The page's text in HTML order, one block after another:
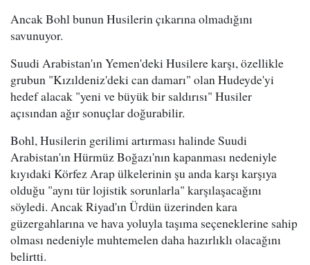
Ancak Bohl bunun Husilerin çıkarına olmadığını
savunuyor.
Suudi Arabistan'ın Yemen'deki Husilere karşı, özellikle
grubun "Kızıldeniz'deki can damarı" olan Hudeyde'yi
hedef alacak "yeni ve büyük bir saldırısı" Husiler
açısından ağır sonuçlar doğurabilir.
Bohl, Husilerin gerilimi artırması halinde Suudi
Arabistan'ın Hürmüz Boğazı'nın kapanması nedeniyle
kıyıdaki Körfez Arap ülkelerinin şu anda karşı karşıya
olduğu "aynı tür lojistik sorunlarla" karşılaşacağını
söyledi. Ancak Riyad'ın Ürdün üzerinden kara
güzergahlarına ve hava yoluyla taşıma seçeneklerine sahip
olması nedeniyle muhtemelen daha hazırlıklı olacağını
belirtti.